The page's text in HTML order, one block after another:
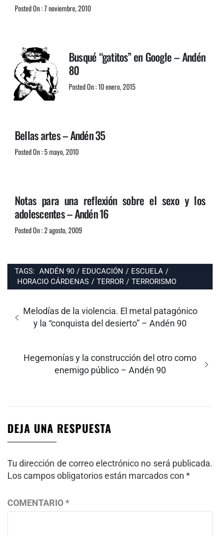
Posted On : 7 noviembre, 2010
Busqué “gatitos” en Google – Andén
80
Posted On : 10 enero, 2015
Bellas artes – Andén 35
Posted On : 5 mayo, 2010
Notas para una reflexión sobre el sexo y los
adolescentes – Andén 16
Posted On : 2 agosto, 2009
TAGS: ANDÉN 90 / EDUCACIÓN / ESCUELA /
HORACIO CÁRDENAS / TERROR / TERRORISMO
entradas
Entrada
anterior:
Melodías de la violencia. El metal patagónico
y la “conquista del desierto” – Andén 90
Entrada
siguiente:
Hegemonías y la construcción del otro como
enemigo público – Andén 90
DEJA UNA RESPUESTA
Tu dirección de correo electrónico no será publicada.
Los campos obligatorios están marcados con *
COMENTARIO*